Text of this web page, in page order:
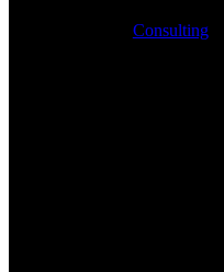
Consulting|